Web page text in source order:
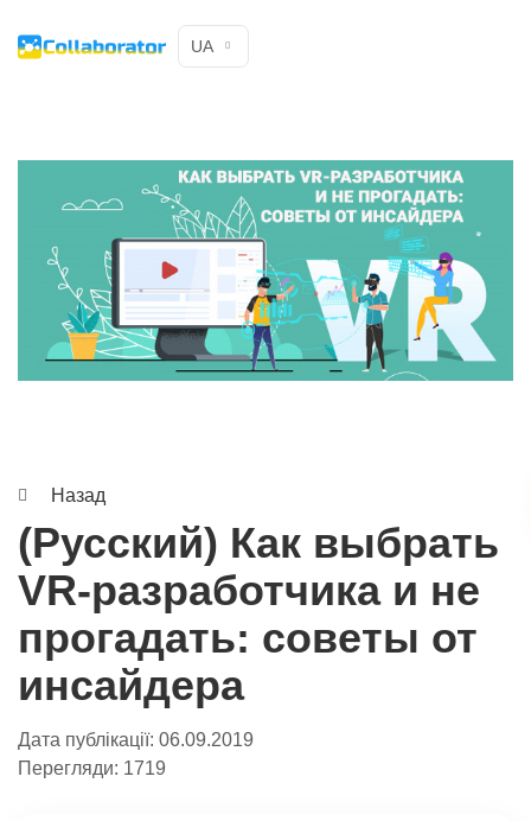
UA
Назад
(Русский) Как выбрать
VR-разработчика и не
прогадать: советы от
инсайдера
Дата публікації: 06.09.2019
Перегляди: 1719